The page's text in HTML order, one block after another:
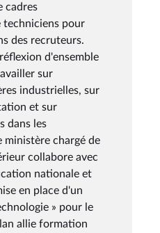
cadres
techniciens pour
des recruteurs.
d'ensemble
sur
industrielles, sur
et sur
dans les
chargé de
collabore avec
nationale et
en place d'un
» pour le
allie formation